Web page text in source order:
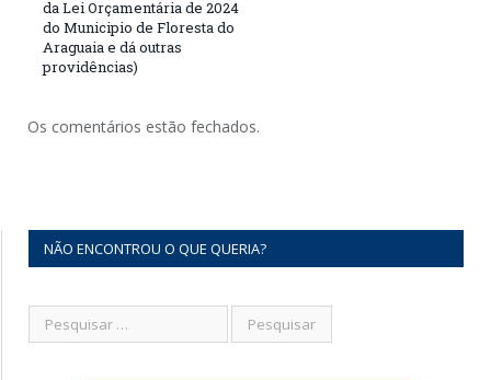
da Lei Orçamentária de 2024
do Municipio de Floresta do
Araguaia e dá outras
providências)
Os comentários estão fechados.
NÃO ENCONTROU O QUE QUERIA?